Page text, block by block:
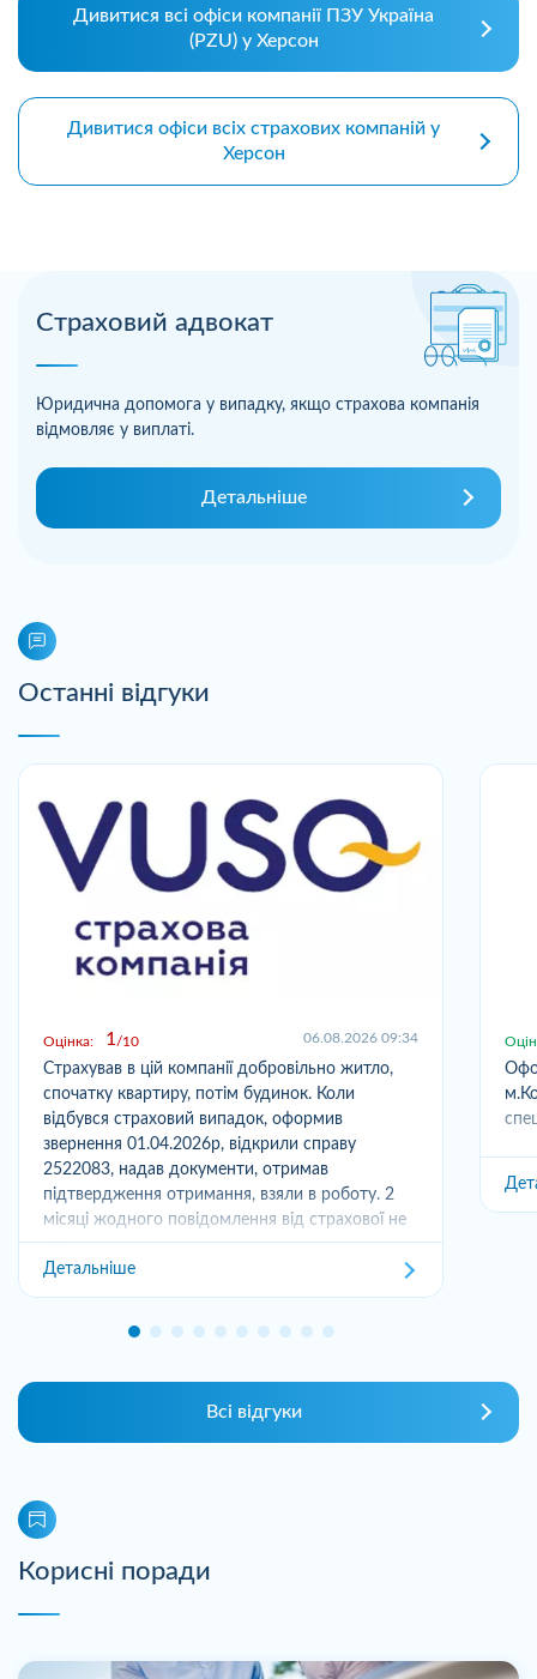
Страховий адвокат
Юридична допомога у випадку, якщо страхова компанія
відмовляє у виплаті.
Детальніше
Останні відгуки
Оцінка: 1 10 06.08.2026 09:34
Страхував в цій компанії добровільно житло,
спочатку квартиру, потім будинок. Коли
відбувся страховий випадок, оформив
звернення 01.04.2026р, відкрили справу
2522083, надав документи, отримав
підтвердження отримання, взяли в роботу. 2
місяці жодного повідомлення від страхової не
отримував,...
Детальніше
Всі відгуки
Корисні поради
Дивитися всі офіси компанії ПЗУ Україна
(PZU) у Херсон
Дивитися офіси всіх страхових компаній у
Херсон